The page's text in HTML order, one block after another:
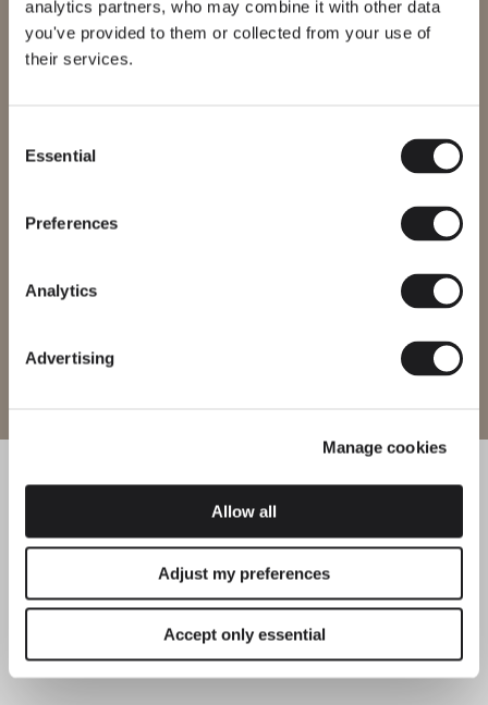
analytics partners, who may combine it with other data
you've provided to them or collected from your use of
their services.
Selection
Essential
Preferences
Analytics
Advertising
Manage cookies
Allow all
Adjust my preferences
Accept only essential
Bienvenido a Vibia
Selecciona el sitio web correcto para tu región para asegurarte de que todos los
cuenta que algunos productos pueden no estar disponibles en todas las regiones.